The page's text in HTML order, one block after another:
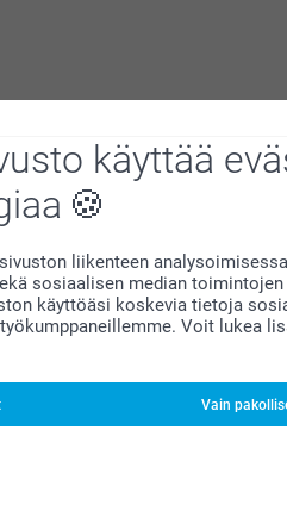
käyttää
liikenteen
sosiaalisen median
käyttöäsi koskevia tietoja
Voit lukea
Vain